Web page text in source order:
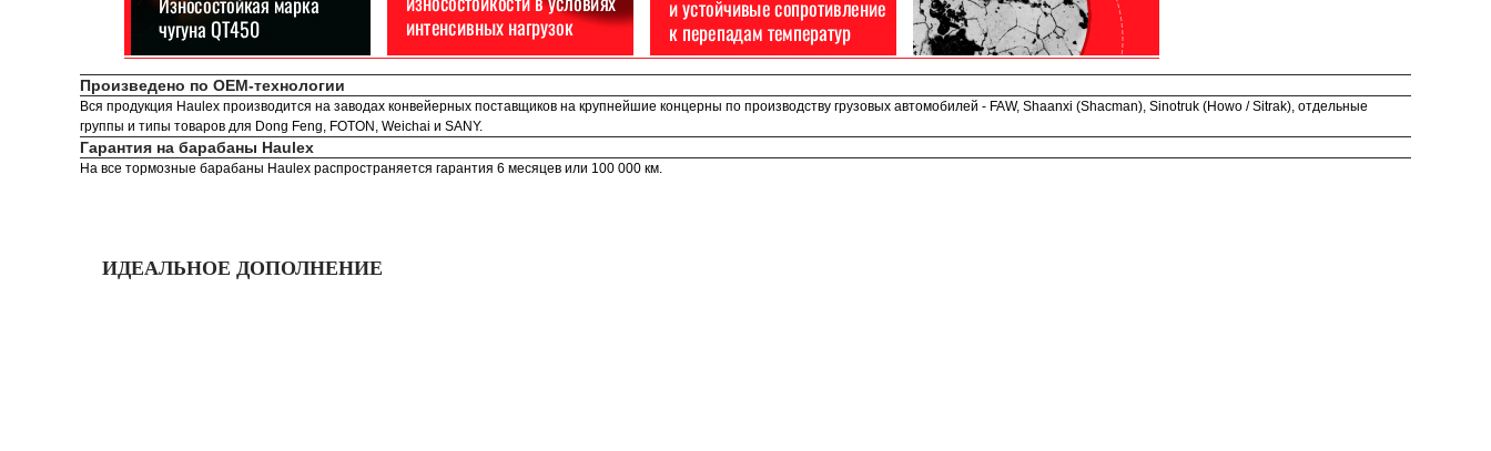
Произведено по OEM-технологии
Вся продукция Haulex производится на заводах конвейерных поставщиков на крупнейшие концерны по производству грузовых автомобилей - FAW, Shaanxi (Shacman), Sinotruk (Howo / Sitrak), отдельные
группы и типы товаров для Dong Feng, FOTON, Weichai и SANY.
Гарантия на барабаны Haulex
На все тормозные барабаны Haulex распространяется гарантия 6 месяцев или 100 000 км.
ИДЕАЛЬНОЕ ДОПОЛНЕНИЕ